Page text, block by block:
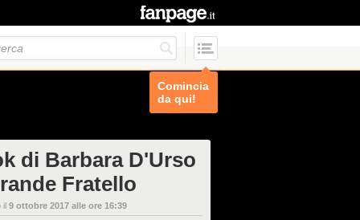
Comincia
da qui!
di Barbara D'Urso
Fratello
il 9 ottobre 2017 alle ore 16:39